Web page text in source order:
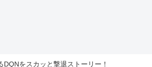
DQNをスカッと撃退ストーリー！